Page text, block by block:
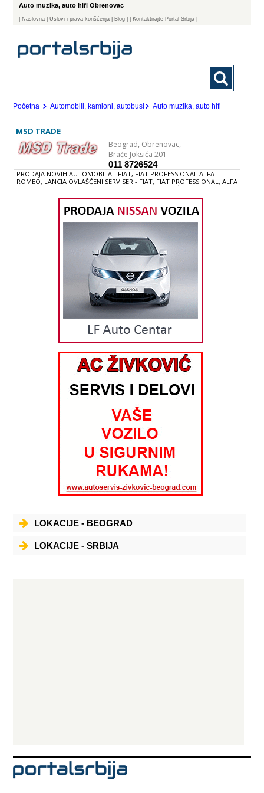
Auto muzika, auto hifi Obrenovac
Naslovna | Uslovi i prava korišćenja Blog | Kontaktirajte Portal Srbija |
Početna Automobili, kamioni, autobusi Auto muzika, auto hifi
MSD TRADE
Beograd, Obrenovac,
Braće Joksića 201
011 8726524
PRODAJA NOVIH AUTOMOBILA - FIAT, FIAT PROFESSIONAL ALFA
ROMEO, LANCIA OVLAŠĆENI SERVISER - FIAT, FIAT PROFESSIONAL, ALFA
ROMEO, LANCIA UVOZ i PRODAJA POLOVNIH PUTNIČKIH i TERETNIH
VOZILA VELEPRODAJA ORIGINALNIH DELOVA MEHANIČARSKE USLUGE
LIMARSKO-FARBARSKE USLUGE UGRADNjA PLINSKIH UREĐAJA AUDIO
OPREMA BALANSIRANjE i MONTIRANjE GUMA ELEKTRIČARSKE USLUGE
ULjA i AUTO KOZMETIKA ZA PUTNIČKI i TERETNI PROGRAM RENT-A-CAR
PRODAJA NOVIH AUTOMOBILA FIAT Komercijalni program Novi Ducato
Novi Scudo Novi Doblo Fiat Punto Van Fiorino Putnički program Fiat
Punto Classic Grande Punto Fiat Panda Novi Fiat Bravo Novi Fiat Croma
Fiat 500 Fiat Linea ALFA ROMEO Alfa Romeo 147 Alfa Romeo 159 Alfa
Romeo Mito LANCIA Lancia Y Lancia Delta OVLAŠĆENI SERVISER i DILER
ZA PROGRAM LIMARSKO FARBARSKE USLUGE Limarsko - lakirerski
servis MSD TRADE-a sa približno 500 kvadrata, radionickog prostora
svojim klijentima pruza usluge popravke autolimarije i lakiranja po
najvišim standardima. Servis je opremljen najsavremenijom
opremom i specijalnim alatima prema specifikaciji koje je propisana
za FIAT, ALFA ROMEO i LANCIA, sto uz obučeno osoblje garantuje
vrhunski kvalitet obavljenih radova. Ukoliko su se na površini
karoserija pojavila manja oštećenja, stručnjaci MSD TRADE-a ce ih
uspešno lokalno sanirati farbanjem oštećenog panela ili dela panela,
tako da bude postignuta ujednačenost nijanse originalne boje. Takva
reparacija iziskuje izuzetnu veštinu i obučenost majstora koji je
obezbedjen Fiatovim sistemom internih obuka. MSD TRADE poseduje
najsavremeniju pripremnu stanicu, komoru za lakiranje i ostalu
vrhunsku lakirersku opremu i alate sto uz upotrebu isključivo
trajnost, visoki sjaj lakiranih povrsina. MSD TRADE-ovi Servisni Savetnici
ce primiti Vaše vozilo i pomoći Vam u komunikaciji sa osiguravajućim
odabiru najpogodnijih načina za popravku vozila i opcija placanja.
Stručnjaci MSD TRADE-a se u potpunosti pridržavaju uputstva za
popravku i stalno se usavršavaju
LOKACIJE - BEOGRAD
LOKACIJE - SRBIJA